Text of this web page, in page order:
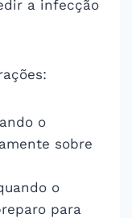
a infecção
o
sobre
o
para